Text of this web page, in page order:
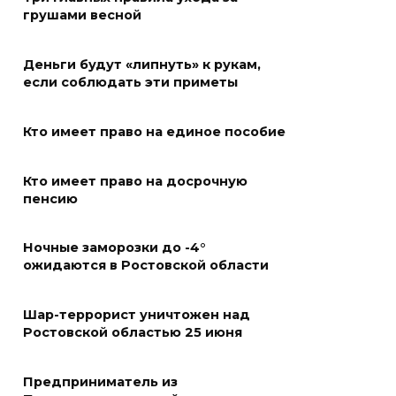
На Дону проходит месячник
от 65 лет
07 августа 2026 08:42
Сотни БПЛА подавили над
территориями РФ за ночь
Ростове
грушами весной
Деньги будут «липнуть» к рукам,
если соблюдать эти приметы
Кто имеет право на единое пособие
Кто имеет право на досрочную
пенсию
Ночные заморозки до -4°
ожидаются в Ростовской области
Шар-террорист уничтожен над
Ростовской областью 25 июня
Предприниматель из